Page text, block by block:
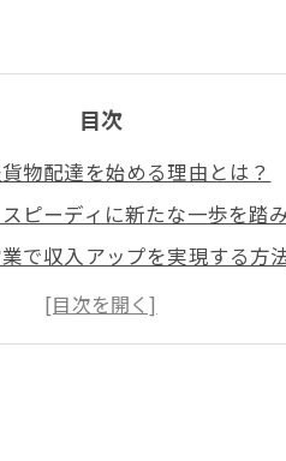
目次
物配達を始める理由とは？
ピーディに新たな一歩を踏
で収入アップを実現する方
！岡崎で軽貨物配達の楽しみ
ポイント：業界の裏側を暴
での新しいキャリアをスタ